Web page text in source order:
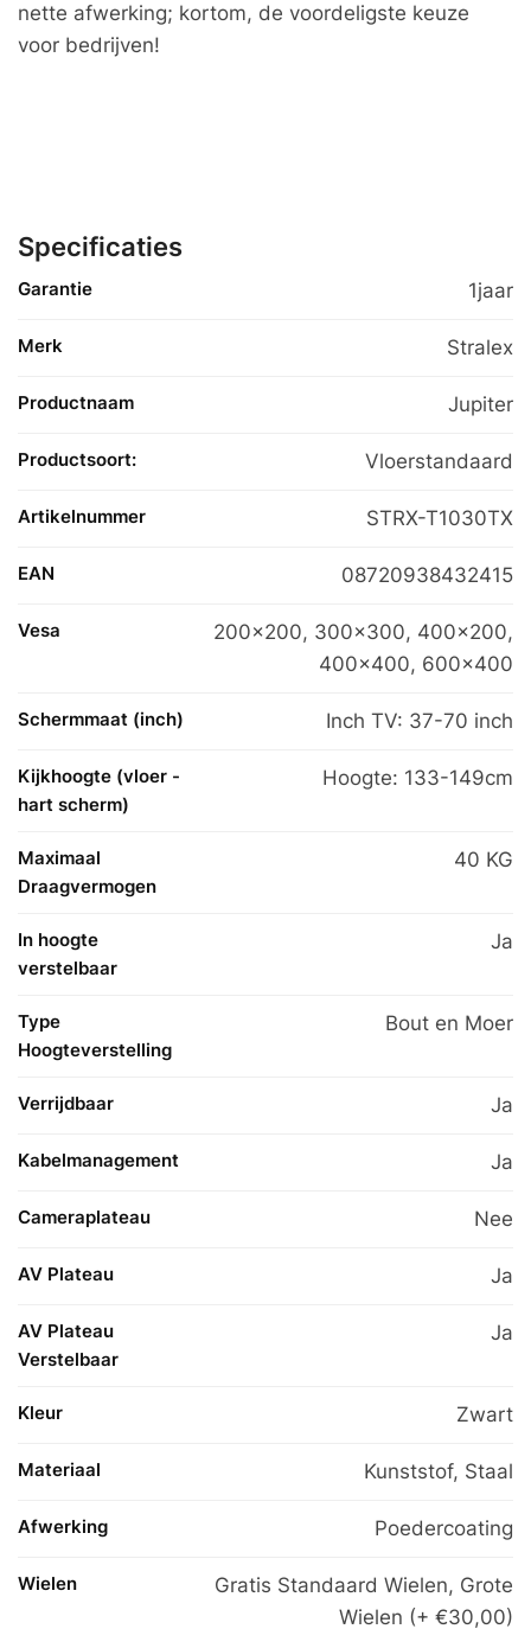
nette afwerking; kortom, de voordeligste keuze
voor bedrijven!
Specificaties
Garantie 1jaar
Merk Stralex
Productnaam Jupiter
Productsoort: Vloerstandaard
Artikelnummer STRX-T1030TX
EAN 08720938432415
Vesa 200×200, 300×300, 400×200,
400×400, 600×400
Schermmaat (inch) Inch TV: 37-70 inch
Kijkhoogte (vloer -
hart scherm)
Hoogte: 133-149cm
Maximaal
Draagvermogen
40 KG
In hoogte
verstelbaar
Ja
Type
Hoogteverstelling
Bout en Moer
Verrijdbaar Ja
Kabelmanagement Ja
Cameraplateau Nee
AV Plateau Ja
AV Plateau
Verstelbaar
Ja
Kleur Zwart
Materiaal Kunststof, Staal
Afwerking Poedercoating
Wielen
Gratis Standaard Wielen, Grote
Wielen (+ €30,00)